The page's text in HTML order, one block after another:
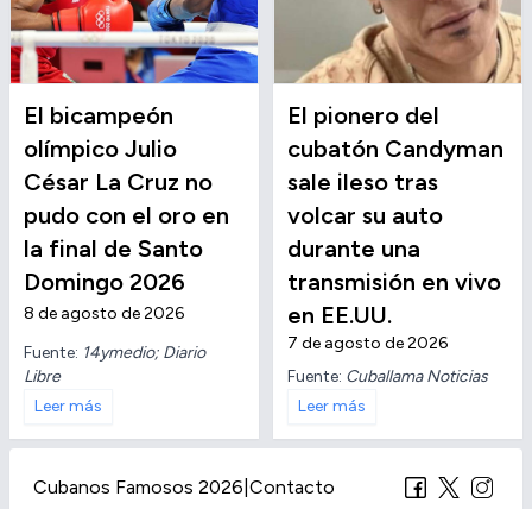
El bicampeón
olímpico Julio
César La Cruz no
pudo con el oro en
la final de Santo
Domingo 2026
8 de agosto de 2026
Fuente: 14ymedio; Diario
Libre
Leer más
El pionero del
cubatón Candyman
sale ileso tras
volcar su auto
durante una
transmisión en vivo
en EE.UU.
7 de agosto de 2026
Fuente: Cuballama Noticias
Leer más
Cubanos Famosos 2026 Contacto